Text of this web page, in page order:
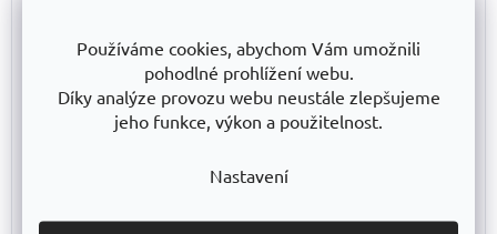
Používáme cookies, abychom Vám umožnili
pohodlné prohlížení webu.
Díky analýze provozu webu neustále zlepšujeme
jeho funkce, výkon a použitelnost.
Nastavení
Certifikát o shodě– záruka kvality, kterou většina
levných regálů nemá.
📌Skvělá stabilita– pevná ocelová konstrukce
testovaná na extrémní zatížení.